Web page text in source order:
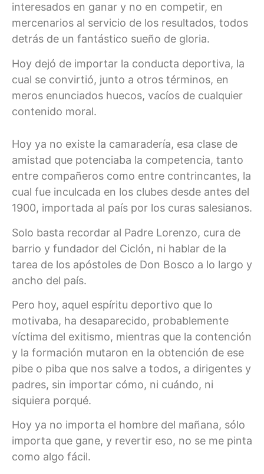
interesados en ganar y no en competir, en
mercenarios al servicio de los resultados, todos
detrás de un fantástico sueño de gloria.
Hoy dejó de importar la conducta deportiva, la
cual se convirtió, junto a otros términos, en
meros enunciados huecos, vacíos de cualquier
contenido moral.
Hoy ya no existe la camaradería, esa clase de
amistad que potenciaba la competencia, tanto
entre compañeros como entre contrincantes, la
cual fue inculcada en los clubes desde antes del
1900, importada al país por los curas salesianos.
Solo basta recordar al Padre Lorenzo, cura de
barrio y fundador del Ciclón, ni hablar de la
tarea de los apóstoles de Don Bosco a lo largo y
ancho del país.
Pero hoy, aquel espíritu deportivo que lo
motivaba, ha desaparecido, probablemente
víctima del exitismo, mientras que la contención
y la formación mutaron en la obtención de ese
pibe o piba que nos salve a todos, a dirigentes y
padres, sin importar cómo, ni cuándo, ni
siquiera porqué.
Hoy ya no importa el hombre del mañana, sólo
importa que gane, y revertir eso, no se me pinta
como algo fácil.